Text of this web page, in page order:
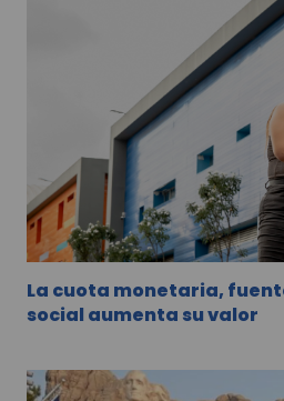
La cuota monetaria,
social aumenta su valor